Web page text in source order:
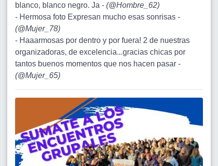
blanco, blanco negro. Ja - (@Hombre_62)
- Hermosa foto Expresan mucho esas sonrisas -
(@Mujer_78)
- Haaarmosas por dentro y por fuera! 2 de nuestras
organizadoras, de excelencia...gracias chicas por
tantos buenos momentos que nos hacen pasar -
(@Mujer_65)